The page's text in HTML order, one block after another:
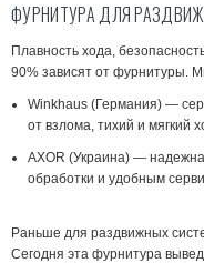
ФУРНИТУРА ДЛЯ
Плавность хода,
90% зависят от фурнитуры.
Winkhaus (Германия) —
от взлома, тихий и мягкий
AXOR (Украина) —
обработки и удобным
Раньше для раздвижных
Сегодня эта фурнитура